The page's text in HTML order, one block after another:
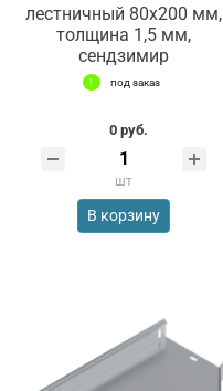
лестничный 80х200 мм,
толщина 1,5 мм,
сендзимир
под заказ
0 руб.
шт
В корзину